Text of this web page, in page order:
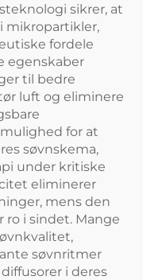
sikrer, at
mikropartikler,
fordele
egenskaber
til bedre
luft og eliminere
for at
søvnskema,
under kritiske
eliminerer
mens den
i sindet. Mange
søvnritmer
i deres